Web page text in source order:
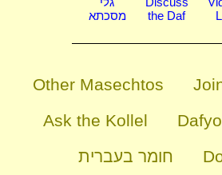
מסכתא
the Daf
Other Masechtos
Ask the Kollel
חומר בעברית